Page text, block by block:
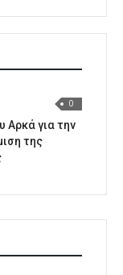
0
Αρκά για την
της